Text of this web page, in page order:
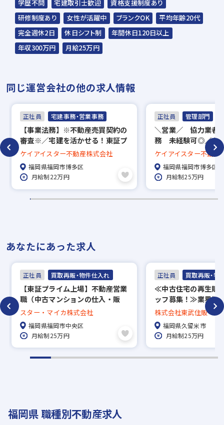
ッズ賞などの受賞をし
ているケイアイの住
宅。 デザインだけでな
く、品質やお値段にも
こだわっております。
ズデザイン賞 受賞！
「小路の小町
komichi no Komachi」
ズデザイン賞 受賞！
「みんなの交差庭（こ
うさてい）」
学歴不問
宅建取引士歓迎
資格支援制度あり
研修制度あり
女性が活躍中 ブランクOK
平均年齢20代
完全週休2日
休日シフト制
年間休日120日以上
年収300万円
月給25万円
同じ運営会社の他の求人情報
正社員 宅建事務・営業事務
【事業法務】※不動産売買契約の
審査※／宅建を活かせる！東証プ
ライム市場上場企業／年間休日
115日／福利厚生充実◎
ケイアイスター不動産株式会社
福岡県福岡市博多区
月給制22万円
正社員 管理部門
＼営業／ 協力業者
務 未経験可◎／土
休日120日／インセ
ケイアイスター不動産
福岡県福岡市博多区
月給制25万円
あなたにあった求人
正社員 買取再販・物件仕入れ
【東証プライム上場】不動産営業
職（中古マンションの仕入・販
売）（福岡）※業界未経験、第二
新卒歓迎！
スター・マイカ株式会社
福岡県福岡市中央区
月給制25万円
正社員 買取再販・物
≪中古住宅の再生販
ッフ募集！≫業界経
給25万円～／休暇・
◎
株式会社東武住販
福岡県久留米市
月給制25万円
福岡県 職種別不動産求人